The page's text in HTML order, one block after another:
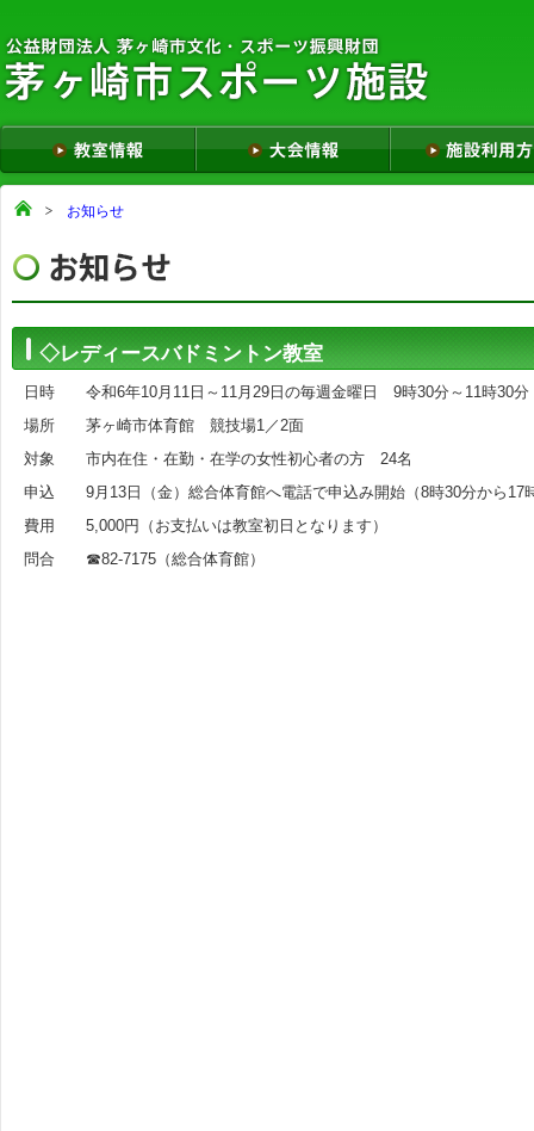
お知らせ
◇レディースバドミントン教室
日時 令和6年10月11日～11月29日の毎週金曜日 9時30分～11時
場所 茅ヶ崎市体育館 競技場1／2面
対象 市内在住・在勤・在学の女性初心者の方 24名
申込 9月13日（金）総合体育館へ電話で申込み開始（8時30分から17
費用 5,000円（お支払いは教室初日となります）
問合 ☎82-7175（総合体育館）